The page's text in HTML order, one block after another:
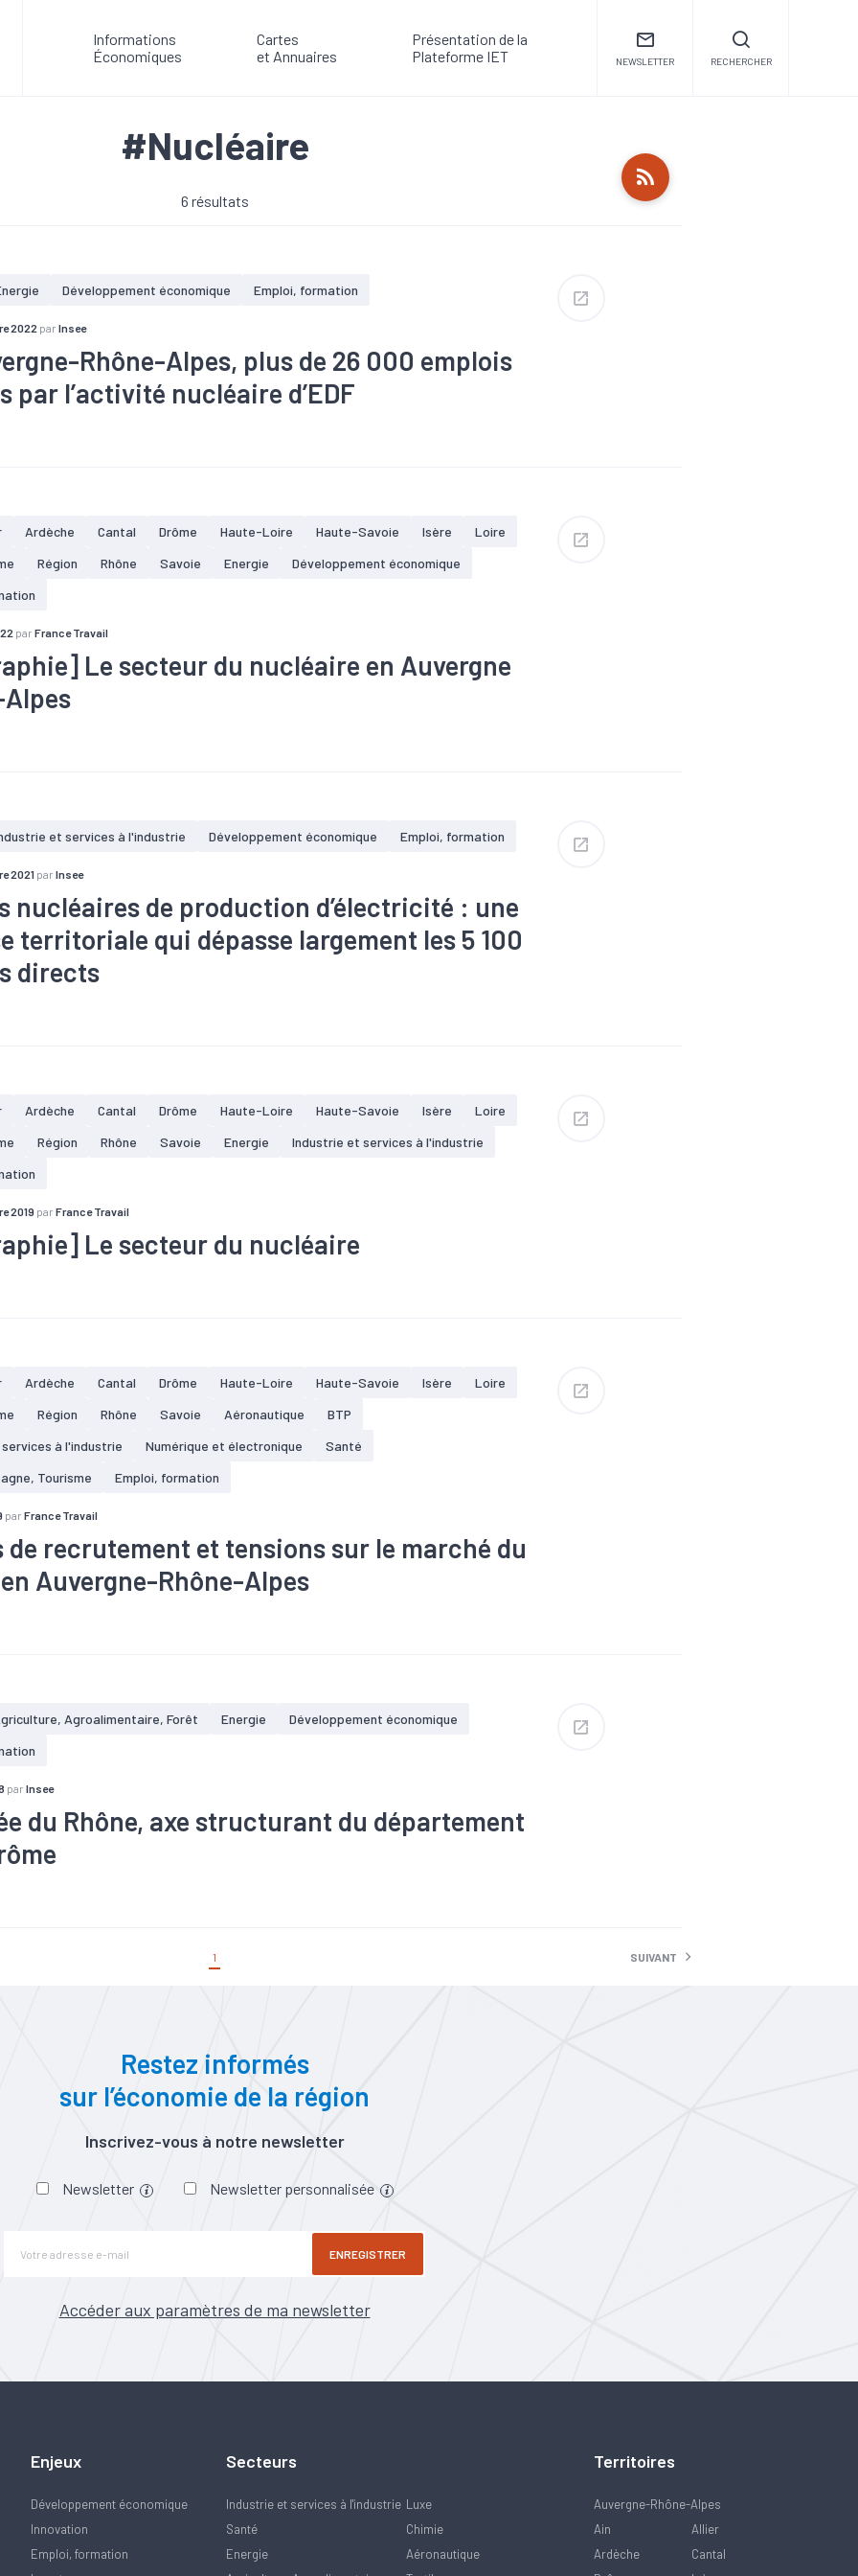
Informations
Économiques
Cartes
et Annuaires
Présentation de la
Plateforme IET
NEWSLETTER RECHERCHER
#Nucléaire
6 résultats
Développement économique Emploi, formation
2022 par Insee
Rhône-Alpes, plus de 26 000 emplois
par l’activité nucléaire d’EDF
Ardèche Cantal Drôme Haute-Loire Haute-Savoie Isère
Loire
Région Rhône Savoie Energie
Développement économique
par France Travail
Le secteur du nucléaire en Auvergne
et services à l'industrie Développement économique Emploi, formation
2021 par Insee
nucléaires de production d’électricité : une
territoriale qui dépasse largement les 5 100
directs
Ardèche Cantal Drôme Haute-Loire Haute-Savoie Isère
Loire
Région Rhône Savoie Energie
Industrie et services à l'industrie
2019 par France Travail
Le secteur du nucléaire
sur un an (hors intérim)
de recrutement jugés difficiles par les entreprises du secteur
Ardèche Cantal Drôme Haute-Loire Haute-Savoie Isère
Loire
Région Rhône Savoie Aéronautique
BTP
à l'industrie
Numérique et électronique
Santé
Tourisme
Emploi, formation
par France Travail
de recrutement et tensions sur le marché du
Auvergne-Rhône-Alpes
concentrés dans 13 secteurs
Agroalimentaire, Forêt Energie
Développement économique
par Insee
du Rhône, axe structurant du département
1 SUIVANT
Restez informés
sur l’économie de la région
Inscrivez-vous à notre newsletter
Newsletter Newsletter personnalisée
ENREGISTRER
Accéder aux paramètres de ma newsletter
Enjeux
Développement économique
Innovation
Emploi, formation
Secteurs
Industrie et services à l'industrie
Santé
Energie
Luxe
Chimie
Aéronautique
Territoires
Auvergne-Rhône-Alpes
Ain
Allier
Ardèche
Cantal